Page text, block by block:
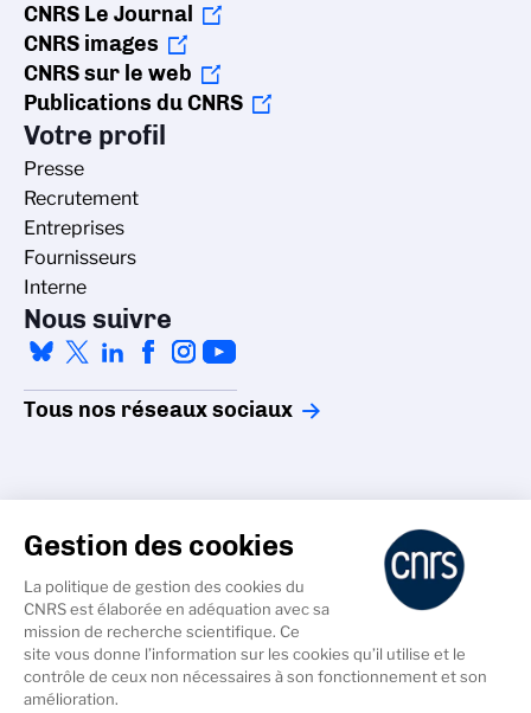
CNRS Le Journal
CNRS images
CNRS sur le web
Publications du CNRS
Votre profil
Presse
Recrutement
Entreprises
Fournisseurs
Interne
Nous suivre
Tous nos réseaux sociaux
Accessibilité - non conforme
Crédits
Gestion des cookies
Données personnelles
Gestion des cookies
La politique de gestion des cookies du
CNRS est élaborée en adéquation avec sa
mission de recherche scientifique. Ce
site vous donne l’information sur les cookies qu’il utilise et le
contrôle de ceux non nécessaires à son fonctionnement et son
amélioration.